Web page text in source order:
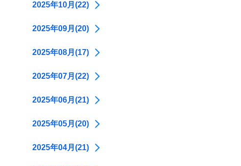
2025年10月(22)
2025年09月(20)
2025年08月(17)
2025年07月(22)
2025年06月(21)
2025年05月(20)
2025年04月(21)